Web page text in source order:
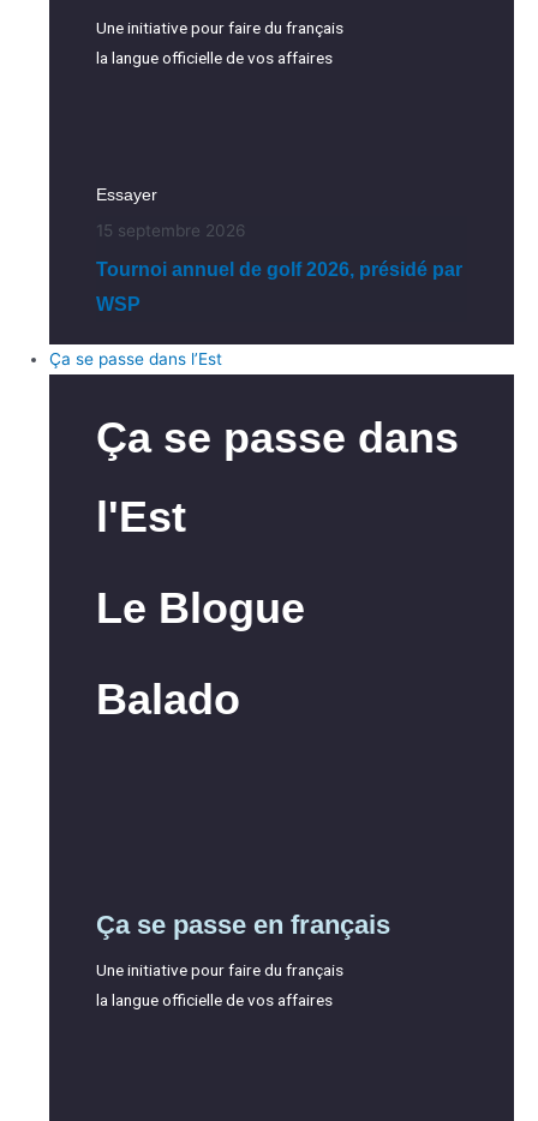
Une initiative pour faire du français
la langue officielle de vos affaires
Essayer
15 septembre 2026
Tournoi annuel de golf 2026, présidé par
WSP
Ça se passe dans l’Est
Ça se passe dans
l'Est
Le Blogue
Balado
Ça se passe en français
Une initiative pour faire du français
la langue officielle de vos affaires